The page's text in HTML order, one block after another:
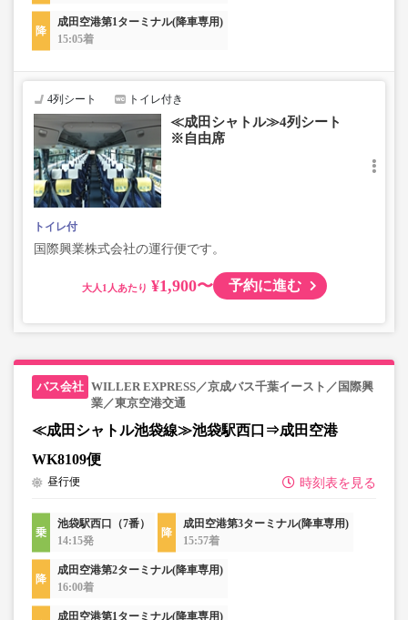
成田空港第1ターミナル(降車専用)
15:05着
4列シート トイレ付き
≪成田シャトル≫4列シート
※自由席
トイレ付
国際興業株式会社の運行便です。
大人 ¥1,900〜 予約に進む
WILLER EXPRESS／京成バス千葉イースト／国際興
業／東京空港交通
≪成田シャトル池袋線≫池袋駅西口⇒成田空港
WK8109便
時刻表を見る
昼行便
池袋駅西口（7番）
14:15発
成田空港第3ターミナル(降車専用)
15:57着
成田空港第2ターミナル(降車専用)
16:00着
成田空港第1ターミナル(降車専用)